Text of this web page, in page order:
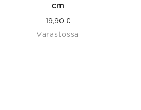
cm
19,90 €
Varastossa